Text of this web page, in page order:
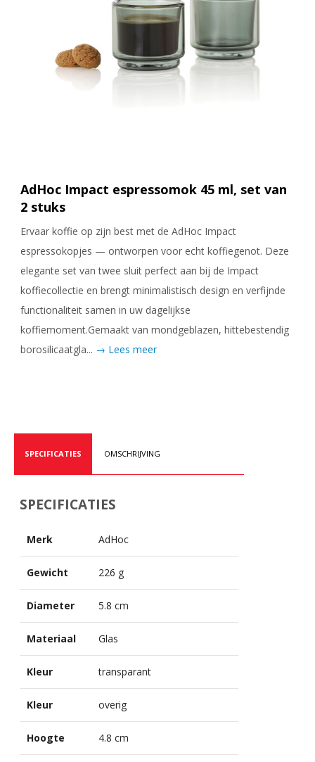
AdHoc Impact espressomok 45 ml, set van
2 stuks
Ervaar koffie op zijn best met de AdHoc Impact
espressokopjes — ontworpen voor echt koffiegenot. Deze
elegante set van twee sluit perfect aan bij de Impact
koffiecollectie en brengt minimalistisch design en verfijnde
functionaliteit samen in uw dagelijkse
koffiemoment.Gemaakt van mondgeblazen, hittebestendig
borosilicaatgla... → Lees meer
SPECIFICATIES OMSCHRIJVING
SPECIFICATIES
Merk AdHoc
Gewicht 226 g
Diameter 5.8 cm
Materiaal Glas
Kleur transparant
Kleur overig
Hoogte 4.8 cm